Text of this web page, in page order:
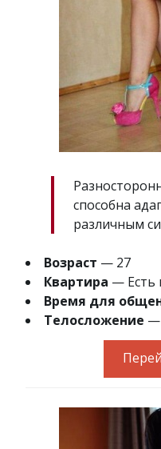
способна
различным
Возраст — 27
Квартира — Есть
Время для
Телосложение —